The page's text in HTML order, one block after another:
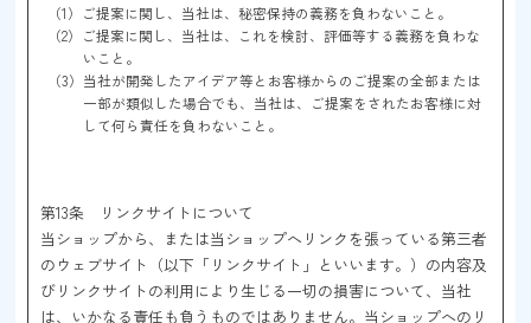
（1）ご提案に関し、当社は、秘密保持の義務を負わないこと。
（2）ご提案に関し、当社は、これを検討、評価等する義務を負わな
いこと。
（3）当社が開発したアイデア等とお客様からのご提案の全部または
一部が類似した場合でも、当社は、ご提案をされたお客様に対
して何ら責任を負わないこと。
第13条 リンクサイトについて
当ショップから、または当ショップへリンクを張っている第三者
のウェブサイト（以下「リンクサイト」といいます。）の内容及
びリンクサイトの利用により生じる一切の損害について、当社
は、いかなる責任も負うものではありません。当ショップへのリ